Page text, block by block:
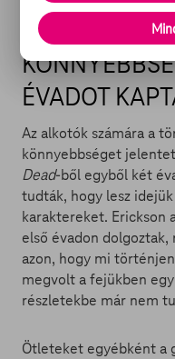
jellemfejlődés!” –
ÉVADOT
Az alkotók számára a
könnyebbséget
Dead-ből egyből két
tudták, hogy lesz
karaktereket. Erickson
első évadon
azon, hogy mi
megvolt a fejükben
részletekbe már nem
Ötleteket egyébként a